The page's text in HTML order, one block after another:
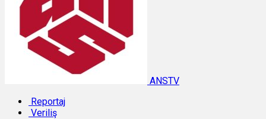
ANSTV
Reportaj
Veriliş